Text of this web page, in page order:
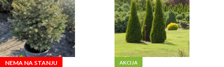
NEMA NA STANJU AKCIJA